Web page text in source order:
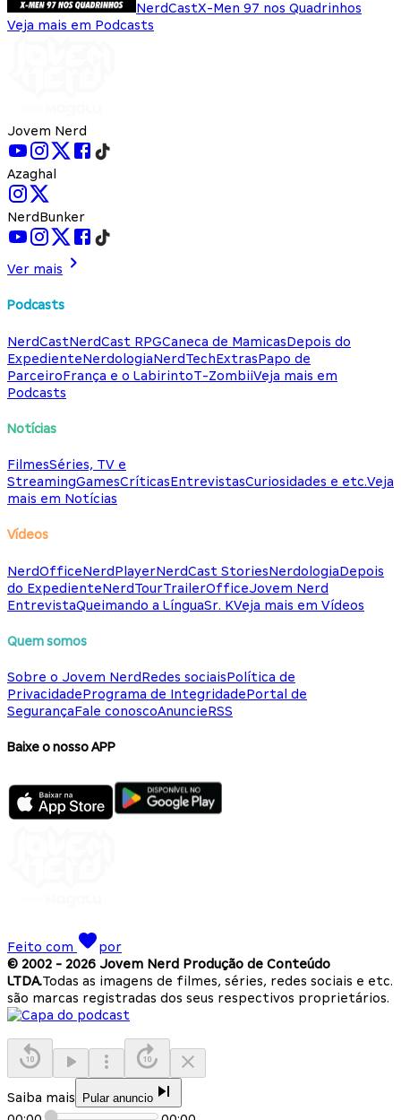
NerdCastX-Men 97 nos Quadrinhos
Veja mais em Podcasts
Jovem Nerd
Azaghal
NerdBunker
Ver mais
Podcasts
NerdCastNerdCast RPGCaneca de MamicasDepois do
ExpedienteNerdologiaNerdTechExtrasPapo de
ParceiroFrança e o LabirintoT-ZombiiVeja mais em
Podcasts
Notícias
FilmesSéries, TV e
StreamingGamesCríticasEntrevistasCuriosidades e etc.Veja
mais em Notícias
Vídeos
NerdOfficeNerdPlayerNerdCast StoriesNerdologiaDepois
do ExpedienteNerdTourTrailerOfficeJovem Nerd
EntrevistaQueimando a LínguaSr. KVeja mais em Vídeos
Quem somos
Sobre o Jovem NerdRedes sociaisPolítica de
PrivacidadePrograma de IntegridadePortal de
SegurançaFale conoscoAnuncieRSS
Baixe o nosso APP
Feito com
por
© 2002 - 2026 Jovem Nerd Produção de Conteúdo
LTDA.Todas as imagens de filmes, séries, redes sociais e etc.
são marcas registradas dos seus respectivos proprietários.
Saiba mais Pular anuncio